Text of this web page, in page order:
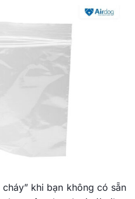
khi bạn không có sẵn